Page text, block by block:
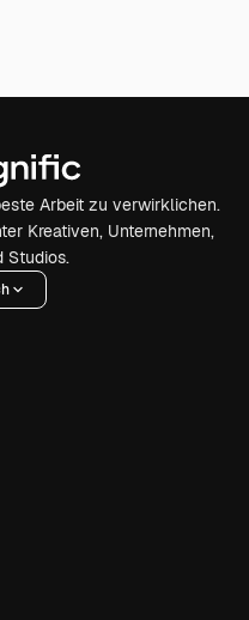
Arbeit zu verwirklichen.
Kreativen, Unternehmen,
Studios.